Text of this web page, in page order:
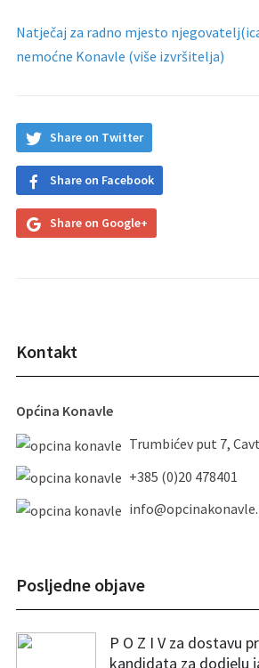
Natječaj za radno mjesto
nemoćne Konavle (više izvršitelja)
Share on Twitter
Share on Facebook
Share on Google+
Kontakt
Općina Konavle
Trumbićev put 7,
+385 (0)20 478401
Posljedne objave
P O Z I V za dostavu
kandidata za dodjelu